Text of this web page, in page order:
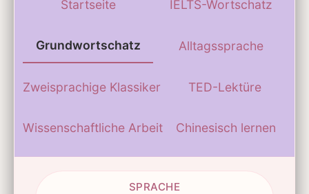
Startseite IELTS-Wortschatz
Grundwortschatz Alltagssprache
Zweisprachige Klassiker TED-Lektüre
Wissenschaftliche Arbeit Chinesisch lernen
SPRACHE